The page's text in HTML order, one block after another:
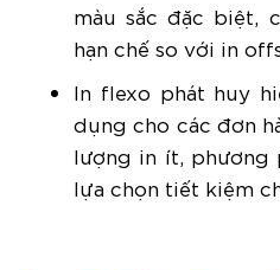
màu sắc đặc biệt,
hạn chế so với in
In flexo phát huy
dụng cho các đơn
lượng in ít, phương
lựa chọn tiết kiệm